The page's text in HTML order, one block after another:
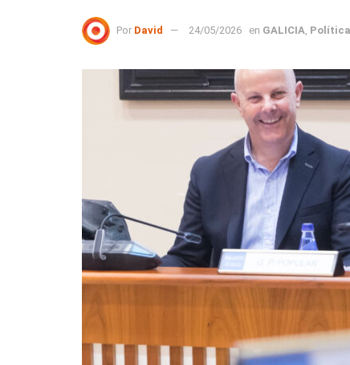
Por David 24/05/2026 en GALICIA Política